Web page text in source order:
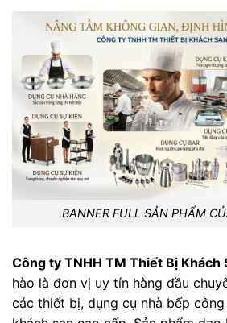
BANNER FULL SẢN PHẨM
Công ty TNHH TM Thiết Bị Khách
hào là đơn vị uy tín hàng đầu
các thiết bị, dụng cụ nhà bếp công